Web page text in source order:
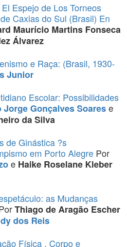
Espejo de Los Torneos
Caxias do Sul (Brasil) En
Maurício Martins Fonseca
Álvarez
e Raça: (Brasil, 1930-
Junior
Escolar: Possibilidades
Jorge Gonçalves Soarese
da Silva
de Ginástica ?s
em Porto Alegre Por
e Haike Roselane Kleber
as Mudanças
Thiago de Aragão Escher
dos Reis
Física , Corpo e